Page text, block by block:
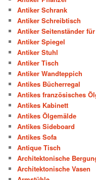
Antiker Schrank
Antiker Schreibtisch
Antiker Seitenständer
Antiker Spiegel
Antiker Stuhl
Antiker Tisch
Antiker Wandteppich
Antikes Bücherregal
Antikes französisches
Antikes Kabinett
Antikes Ölgemälde
Antikes Sideboard
Antikes Sofa
Antique Tisch
Architektonische
Architektonische Vasen